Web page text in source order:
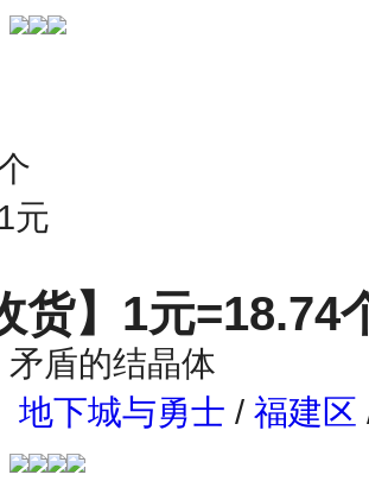
元
货】 1元=18.74
盾的结晶体
地下城与勇士 / 福建区